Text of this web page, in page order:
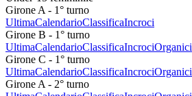
Girone A - 1° turno
UltimaCalendarioClassificaIncroci
Girone B - 1° turno
UltimaCalendarioClassificaIncrociOrganici
Girone C - 1° turno
UltimaCalendarioClassificaIncrociOrganici
Girone A - 2° turno